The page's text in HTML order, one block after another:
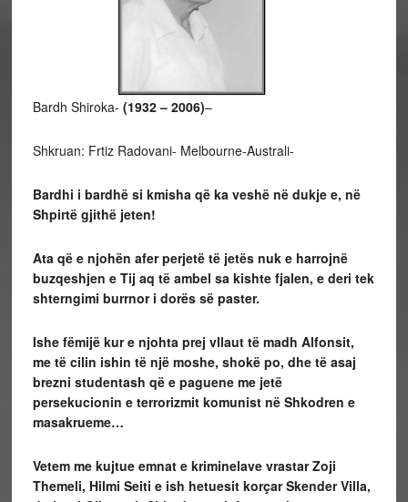
Bardh Shiroka- (1932 – 2006)–
Shkruan: Frtiz Radovani- Melbourne-Australi-
Bardhi i bardhë si kmisha që ka veshë në dukje e, në
Shpirtë gjithë jeten!
Ata që e njohën afer perjetë të jetës nuk e harrojnë
buzqeshjen e Tij aq të ambel sa kishte fjalen, e deri tek
shterngimi burrnor i dorës së paster.
Ishe fëmijë kur e njohta prej vllaut të madh Alfonsit,
me të cilin ishin të një moshe, shokë po, dhe të asaj
brezni studentash që e paguene me jetë
persekucionin e terrorizmit komunist në Shkodren e
masakrueme…
Vetem me kujtue emnat e kriminelave vrastar Zoji
Themeli, Hilmi Seiti e ish hetuesit korçar Skender Villa,